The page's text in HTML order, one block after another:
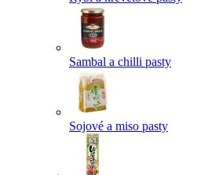
Sambal a chilli pasty
Sojové a miso pasty